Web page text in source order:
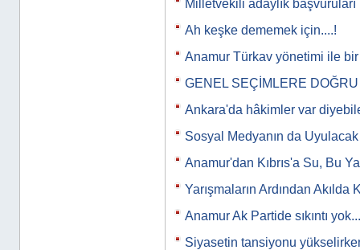
Milletvekili adaylık başvuruları
Ah keşke dememek için....!
Anamur Türkav yönetimi ile
GENEL SEÇİMLERE DOĞRU
Ankara'da hâkimler var
Sosyal Medyanın da
Anamur'dan Kıbrıs'a Su, Bu
Yarışmaların Ardından Akılda
Anamur Ak Partide sıkıntı
Siyasetin tansiyonu